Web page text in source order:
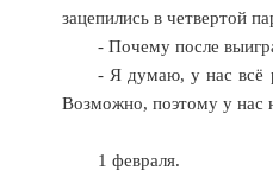
зацепились в четвертой
- Почему после
- Я думаю, у нас всё
Возможно, поэтому у нас
1 февраля.